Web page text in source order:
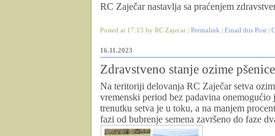
RC Zaječar nastavlja sa praćenjem
Posted at 17:13 by RC Zajecar | Permalink Email this Post
16.11.2023
Zdravstveno stanje ozime
Na teritoriji delovanja RC Zaječar setva
vremenski period bez padavina
trenutku setva je u toku, a na manjem
fazi od bubrenje semena završeno do faze